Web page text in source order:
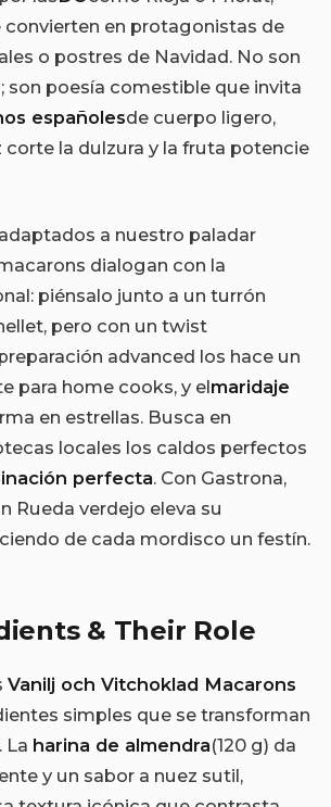
convierten en protagonistas de
o postres de Navidad. No son
son poesía comestible que invita
españolesde cuerpo ligero,
corte la dulzura y la fruta potencie
a nuestro paladar
dialogan con la
piénsalo junto a un turrón
pero con un twist
advanced los hace un
para home cooks, y elmaridaje
en estrellas. Busca en
locales los caldos perfectos
perfecta. Con Gastrona,
Rueda verdejo eleva su
de cada mordisco un festín.
& Their Role
Vanilj och Vitchoklad Macarons
simples que se transforman
La harina de almendra(120 g) da
y un sabor a nuez sutil,